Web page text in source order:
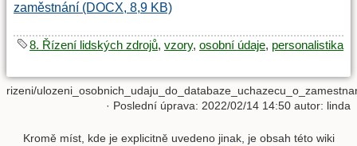
zaměstnání (DOCX, 8,9 KB)
8. Řízení lidských zdrojů, vzory, osobní údaje, personalistika
rizeni/
· Poslední úprava: 2022/02/14 14:50 autor: linda
Kromě míst, kde je explicitně uvedeno jinak, je obsah této wiki